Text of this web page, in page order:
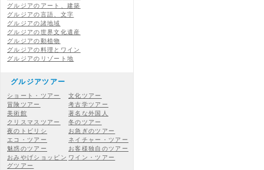
グルジアのアート、建築
グルジアの言語、文字
グルジアの諸地域
グルジアの世界文化遺産
グルジアの動植物
グルジアの料理とワイン
グルジアのリゾート地
グルジアツアー
ショート・ツアー
文化ツアー
冒険ツアー
考古学ツアー
美術館
著名な外国人
クリスマスツアー
冬のツアー
夜のトビリシ
お急ぎのツアー
エコ・ツアー
ネイチャー・ツアー
魅惑のツアー
お客様独自のツアー
おみやげショッピン
グツアー
ワイン・ツアー